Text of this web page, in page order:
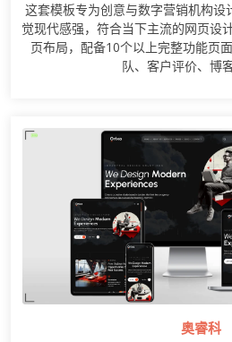
这套模板专为创意与数字营销机构设
觉现代感强，符合当下主流的网页设
页布局，配备10个以上完整功能页
队、客户评价、博
奥睿科